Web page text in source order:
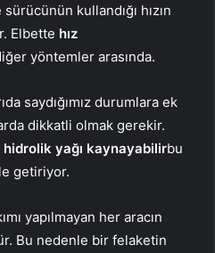
kullandığı hızın
Elbette hız
yöntemler arasında.
saydığımız durumlara ek
dikkatli olmak gerekir.
hidrolik yağı kaynayabilirbu
getiriyor.
yapılmayan her aracın
Bu nedenle bir felaketin